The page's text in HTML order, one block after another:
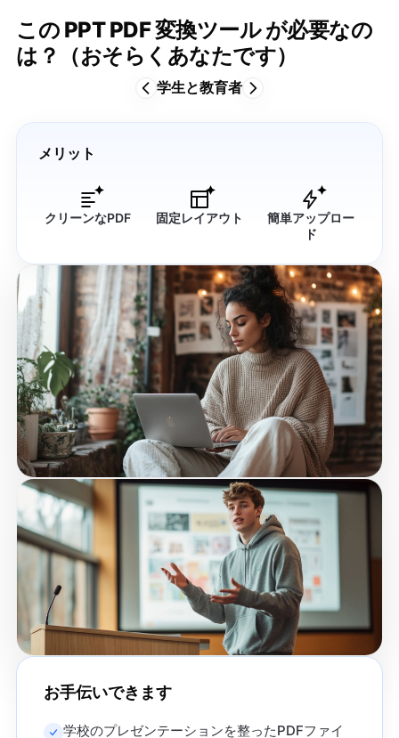
この PPT PDF 変換ツール が必要なの
は？（おそらくあなたです）
学生と教育者
メリット
クリーンなPDF 固定レイアウト
簡単アップロー
ド
お手伝いできます
学校のプレゼンテーションを整ったPDFファイ